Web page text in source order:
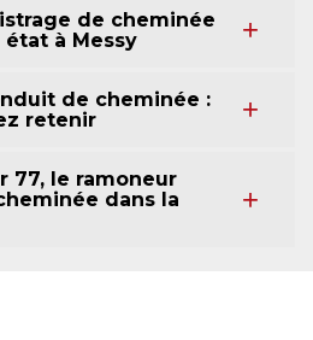
de cheminée
à Messy
de cheminée :
retenir
77, le ramoneur
dans la